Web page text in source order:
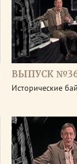
ВЫПУСК
Исторические